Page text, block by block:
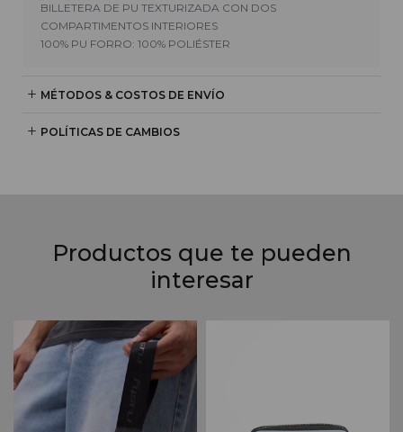
BILLETERA DE PU TEXTURIZADA CON DOS
COMPARTIMENTOS INTERIORES
100% PU FORRO: 100% POLIÉSTER
MÉTODOS & COSTOS DE ENVÍO
POLÍTICAS DE CAMBIOS
Productos que te pueden
interesar